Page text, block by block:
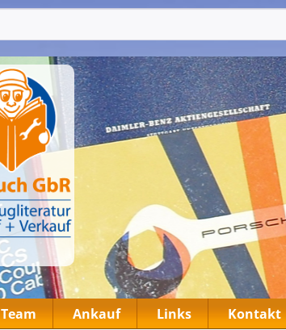
Team Ankauf Links Kontakt